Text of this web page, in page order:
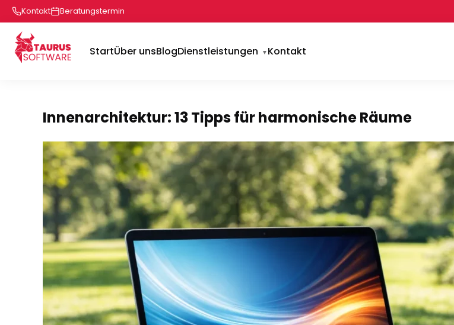
Kontakt Beratungstermin
StartÜber unsBlogDienstleistungen Kontakt
Innenarchitektur: 13 Tipps für harmonische Räume